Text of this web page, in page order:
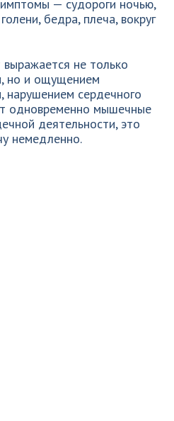
— судороги ночью,
бедра, плеча, вокруг
не только
но и ощущением
нарушением сердечного
одновременно мышечные
деятельности, это
немедленно.